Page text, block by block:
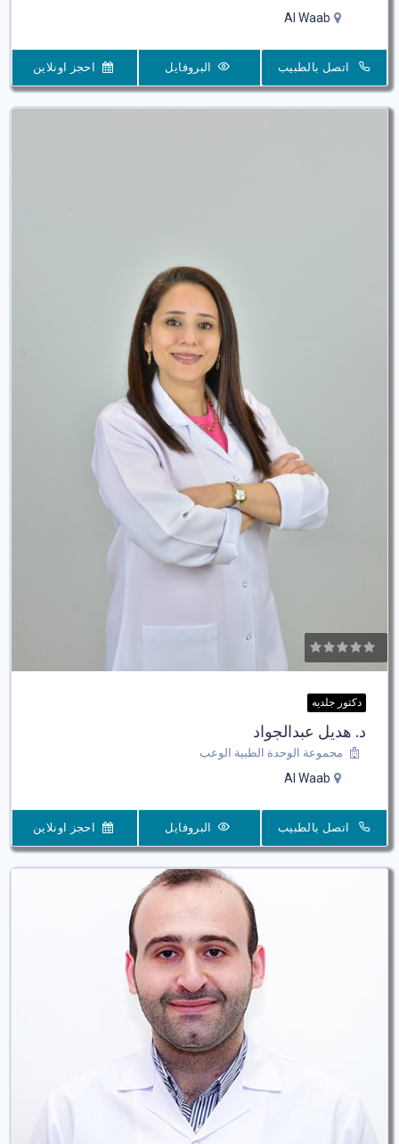
Al Waab
اتصل بالطبيب البروفايل احجز اونلاين
دكتور جلديه
د. هديل عبدالجواد
مجموعة الوحدة الطبية الوعب
Al Waab
اتصل بالطبيب البروفايل احجز اونلاين